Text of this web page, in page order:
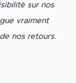
sur nos
vraiment
nos retours.